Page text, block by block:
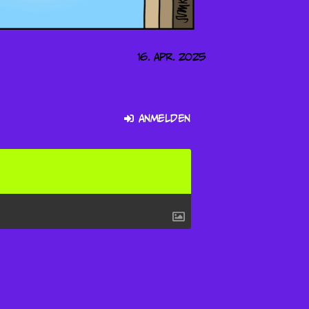
16. Apr. 2025
Anmelden